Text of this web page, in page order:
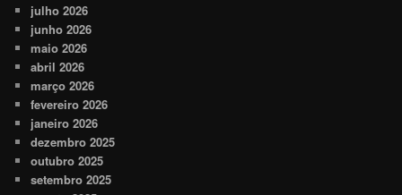
julho 2026
junho 2026
maio 2026
abril 2026
março 2026
fevereiro 2026
janeiro 2026
dezembro 2025
outubro 2025
setembro 2025